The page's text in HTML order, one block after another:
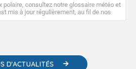
polaire, consultez notre glossaire météo et
mis à jour régulièrement, au fil de nos
également des liens utiles vers nos
D'ACTUALITÉS